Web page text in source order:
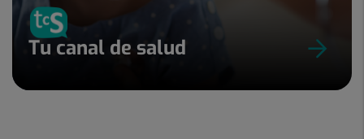
Tu canal de salud